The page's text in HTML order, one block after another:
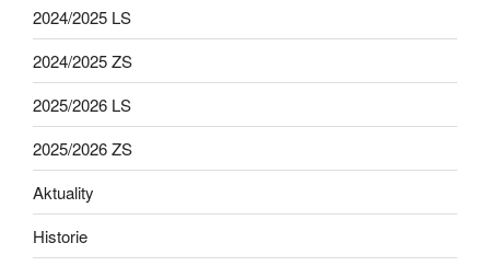
2024/2025 LS
2024/2025 ZS
2025/2026 LS
2025/2026 ZS
Aktuality
Historie